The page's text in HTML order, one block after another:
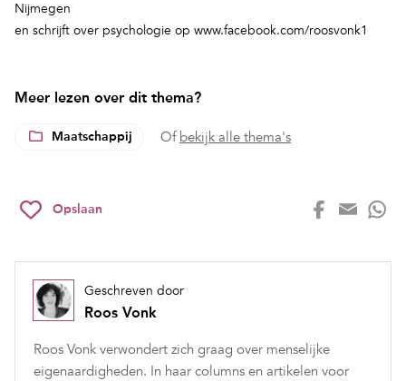
Nijmegen
en schrijft over psychologie op www.facebook.com/roosvonk1
Meer lezen over dit thema?
Maatschappij Of bekijk alle thema's
Opslaan
Geschreven door
Roos Vonk
Roos Vonk verwondert zich graag over menselijke
eigenaardigheden. In haar columns en artikelen voor